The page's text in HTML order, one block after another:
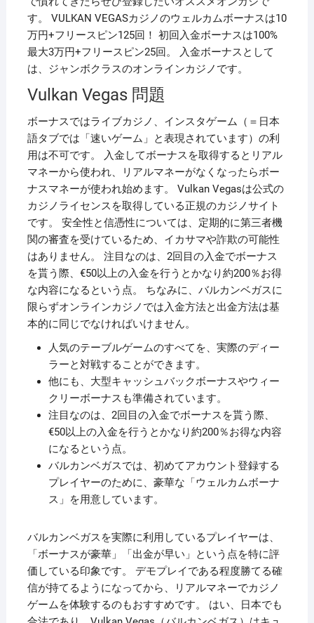
す。 VULKAN VEGASカジノのウェルカムボーナスは10
万円+フリースピン125回！ 初回入金ボーナスは100%
最大3万円+フリースピン25回。 入金ボーナスとして
は、ジャンボクラスのオンラインカジノです。
Vulkan Vegas 問題
ボーナスではライブカジノ、インスタゲーム（＝日本
語タブでは「速いゲーム」と表現されています）の利
用は不可です。 入金してボーナスを取得するとリアル
マネーから使われ、リアルマネーがなくなったらボー
ナスマネーが使われ始めます。 Vulkan Vegasは公式の
カジノライセンスを取得している正規のカジノサイト
です。 安全性と信憑性については、定期的に第三者機
関の審査を受けているため、イカサマや詐欺の可能性
はありません。 注目なのは、2回目の入金でボーナス
を貰う際、€50以上の入金を行うとかなり約200％お得
な内容になるという点。 ちなみに、バルカンベガスに
限らずオンラインカジノでは入金方法と出金方法は基
本的に同じでなければいけません。
人気のテーブルゲームのすべてを、実際のディー
ラーと対戦することができます。
他にも、大型キャッシュバックボーナスやウィー
クリーボーナスも準備されています。
注目なのは、2回目の入金でボーナスを貰う際、
€50以上の入金を行うとかなり約200％お得な内容
になるという点。
バルカンベガスでは、初めてアカウント登録する
プレイヤーのために、豪華な「ウェルカムボーナ
ス」を用意しています。
バルカンベガスを実際に利用しているプレイヤーは、
「ボーナスが豪華」「出金が早い」という点を特に評
価している印象です。 デモプレイである程度勝てる確
信が持てるようになってから、リアルマネーでカジノ
ゲームを体験するのもおすすめです。 はい、日本でも